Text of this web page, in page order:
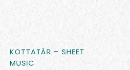
KOTTATÁR – SHEET
MUSIC